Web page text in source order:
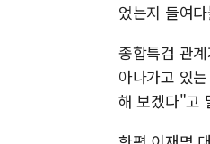
었는지 들여
종합특검 관
아나가고 있
해 보겠다"고